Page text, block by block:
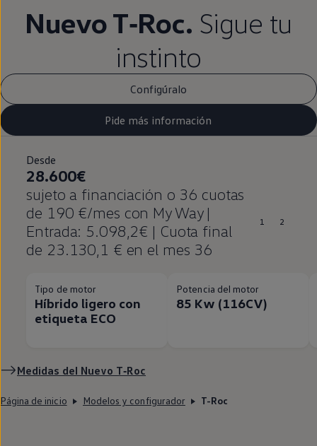
NuevoT‑Roc. Sigue tu
instinto
Configúralo
Pide más información
Desde
28.600€
sujeto a financiación o 36 cuotas
de 190 €/mes con My Way |
Entrada: 5.098,2€ | Cuota final
de 23.130,1 € en el mes 36
1 2
Tipo de motor
Híbrido ligero con
etiqueta ECO
Potencia del motor
85 Kw (116CV)
Medidas del Nuevo T‑Roc
Página de inicio Modelos y configurador T-Roc